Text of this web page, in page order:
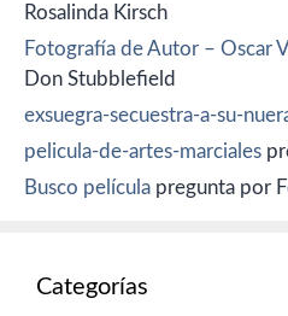
Rosalinda Kirsch
Fotografía de Autor – Oscar
Don Stubblefield
exsuegra-secuestra-a-su-
pelicula-de-artes-marciales
Busco película pregunta por
Categorías